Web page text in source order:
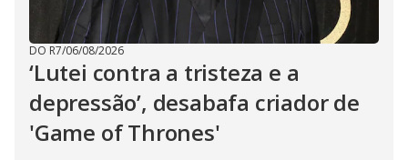
DO R7/06/08/2026
‘Lutei contra a tristeza e a
depressão’, desabafa criador de
'Game of Thrones'